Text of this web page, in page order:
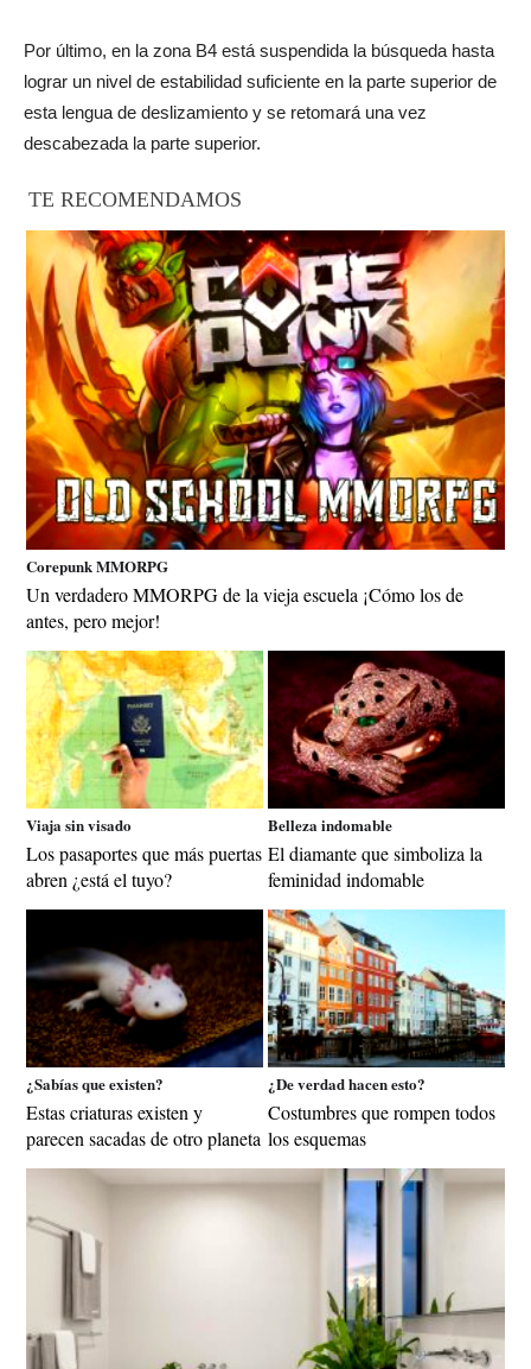
Por último, en la zona B4 está suspendida la búsqueda hasta
lograr un nivel de estabilidad suficiente en la parte superior de
esta lengua de deslizamiento y se retomará una vez
descabezada la parte superior.
TE RECOMENDAMOS
Corepunk MMORPG
Un verdadero MMORPG de la vieja escuela ¡Cómo los de
antes, pero mejor!
Viaja sin visado
Los pasaportes que más puertas
abren ¿está el tuyo?
Belleza indomable
El diamante que simboliza la
feminidad indomable
¿Sabías que existen?
Estas criaturas existen y
parecen sacadas de otro planeta
¿De verdad hacen esto?
Costumbres que rompen todos
los esquemas